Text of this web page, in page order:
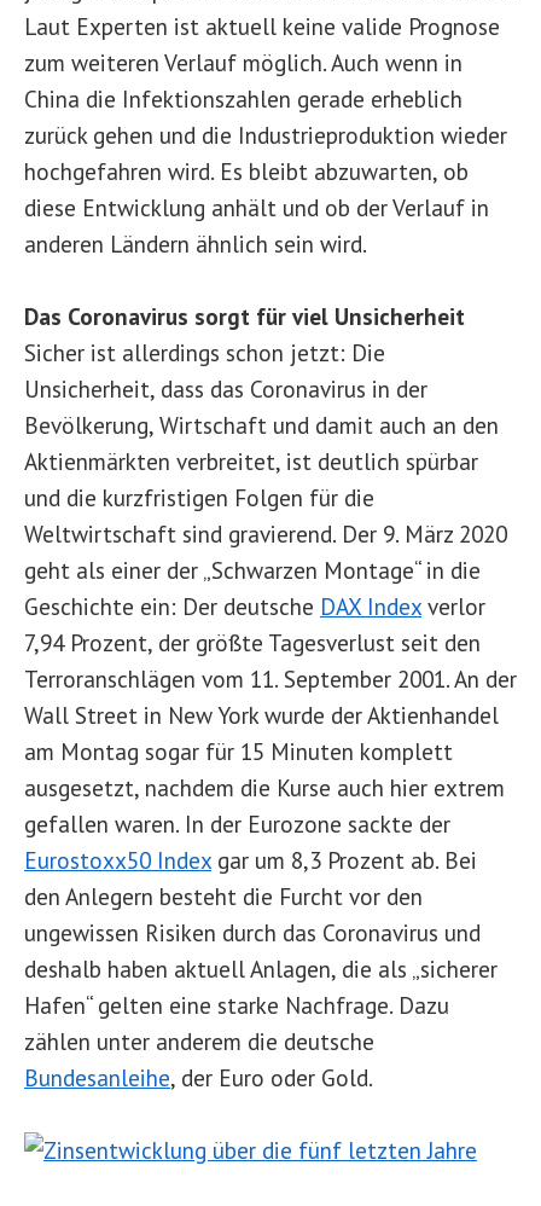
Laut Experten ist aktuell keine valide Prognose
zum weiteren Verlauf möglich. Auch wenn in
China die Infektionszahlen gerade erheblich
zurück gehen und die Industrieproduktion wieder
hochgefahren wird. Es bleibt abzuwarten, ob
diese Entwicklung anhält und ob der Verlauf in
anderen Ländern ähnlich sein wird.
Das Coronavirus sorgt für viel Unsicherheit
Sicher ist allerdings schon jetzt: Die
Unsicherheit, dass das Coronavirus in der
Bevölkerung, Wirtschaft und damit auch an den
Aktienmärkten verbreitet, ist deutlich spürbar
und die kurzfristigen Folgen für die
Weltwirtschaft sind gravierend. Der 9. März 2020
geht als einer der „Schwarzen Montage“ in die
Geschichte ein: Der deutsche DAX Index verlor
7,94 Prozent, der größte Tagesverlust seit den
Terroranschlägen vom 11. September 2001. An der
Wall Street in New York wurde der Aktienhandel
am Montag sogar für 15 Minuten komplett
ausgesetzt, nachdem die Kurse auch hier extrem
gefallen waren. In der Eurozone sackte der
Eurostoxx50 Index gar um 8,3 Prozent ab. Bei
den Anlegern besteht die Furcht vor den
ungewissen Risiken durch das Coronavirus und
deshalb haben aktuell Anlagen, die als „sicherer
Hafen“ gelten eine starke Nachfrage. Dazu
zählen unter anderem die deutsche
Bundesanleihe, der Euro oder Gold.